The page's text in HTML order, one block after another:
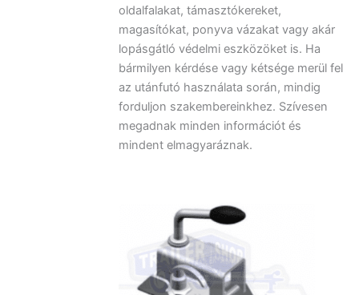
oldalfalakat, támasztókereket,
magasítókat, ponyva vázakat vagy akár
lopásgátló védelmi eszközöket is. Ha
bármilyen kérdése vagy kétsége merül fel
az utánfutó használata során, mindig
forduljon szakembereinkhez. Szívesen
megadnak minden információt és
mindent elmagyaráznak.